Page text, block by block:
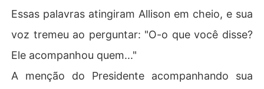
Essas palavras atingiram Allison em cheio, e sua
voz tremeu ao perguntar: "O-o que você disse?
Ele acompanhou quem..."
A menção do Presidente acompanhando sua